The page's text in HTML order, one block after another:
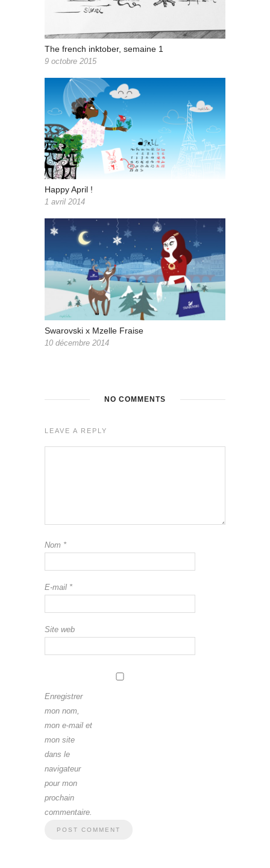
The french inktober, semaine 1
9 octobre 2015
Happy April !
1 avril 2014
Swarovski x Mzelle Fraise
10 décembre 2014
NO COMMENTS
LEAVE A REPLY
Nom *
E-mail *
Site web
Enregistrer
mon nom,
mon e-mail et
mon site
dans le
navigateur
pour mon
prochain
commentaire.